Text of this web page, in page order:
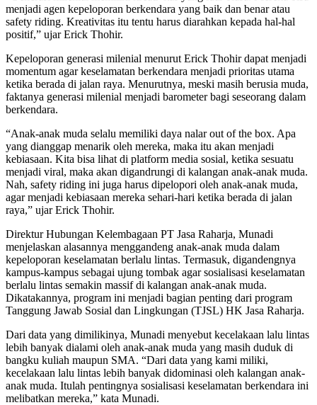
menjadi agen kepeloporan berkendara yang baik dan benar atau
safety riding. Kreativitas itu tentu harus diarahkan kepada hal-hal
positif,” ujar Erick Thohir.
Kepeloporan generasi milenial menurut Erick Thohir dapat menjadi
momentum agar keselamatan berkendara menjadi prioritas utama
ketika berada di jalan raya. Menurutnya, meski masih berusia muda,
faktanya generasi milenial menjadi barometer bagi seseorang dalam
berkendara.
“Anak-anak muda selalu memiliki daya nalar out of the box. Apa
yang dianggap menarik oleh mereka, maka itu akan menjadi
kebiasaan. Kita bisa lihat di platform media sosial, ketika sesuatu
menjadi viral, maka akan digandrungi di kalangan anak-anak muda.
Nah, safety riding ini juga harus dipelopori oleh anak-anak muda,
agar menjadi kebiasaan mereka sehari-hari ketika berada di jalan
raya,” ujar Erick Thohir.
Direktur Hubungan Kelembagaan PT Jasa Raharja, Munadi
menjelaskan alasannya menggandeng anak-anak muda dalam
kepeloporan keselamatan berlalu lintas. Termasuk, digandengnya
kampus-kampus sebagai ujung tombak agar sosialisasi keselamatan
berlalu lintas semakin massif di kalangan anak-anak muda.
Dikatakannya, program ini menjadi bagian penting dari program
Tanggung Jawab Sosial dan Lingkungan (TJSL) HK Jasa Raharja.
Dari data yang dimilikinya, Munadi menyebut kecelakaan lalu lintas
lebih banyak dialami oleh anak-anak muda yang masih duduk di
bangku kuliah maupun SMA. “Dari data yang kami miliki,
kecelakaan lalu lintas lebih banyak didominasi oleh kalangan anak-
anak muda. Itulah pentingnya sosialisasi keselamatan berkendara ini
melibatkan mereka,” kata Munadi.